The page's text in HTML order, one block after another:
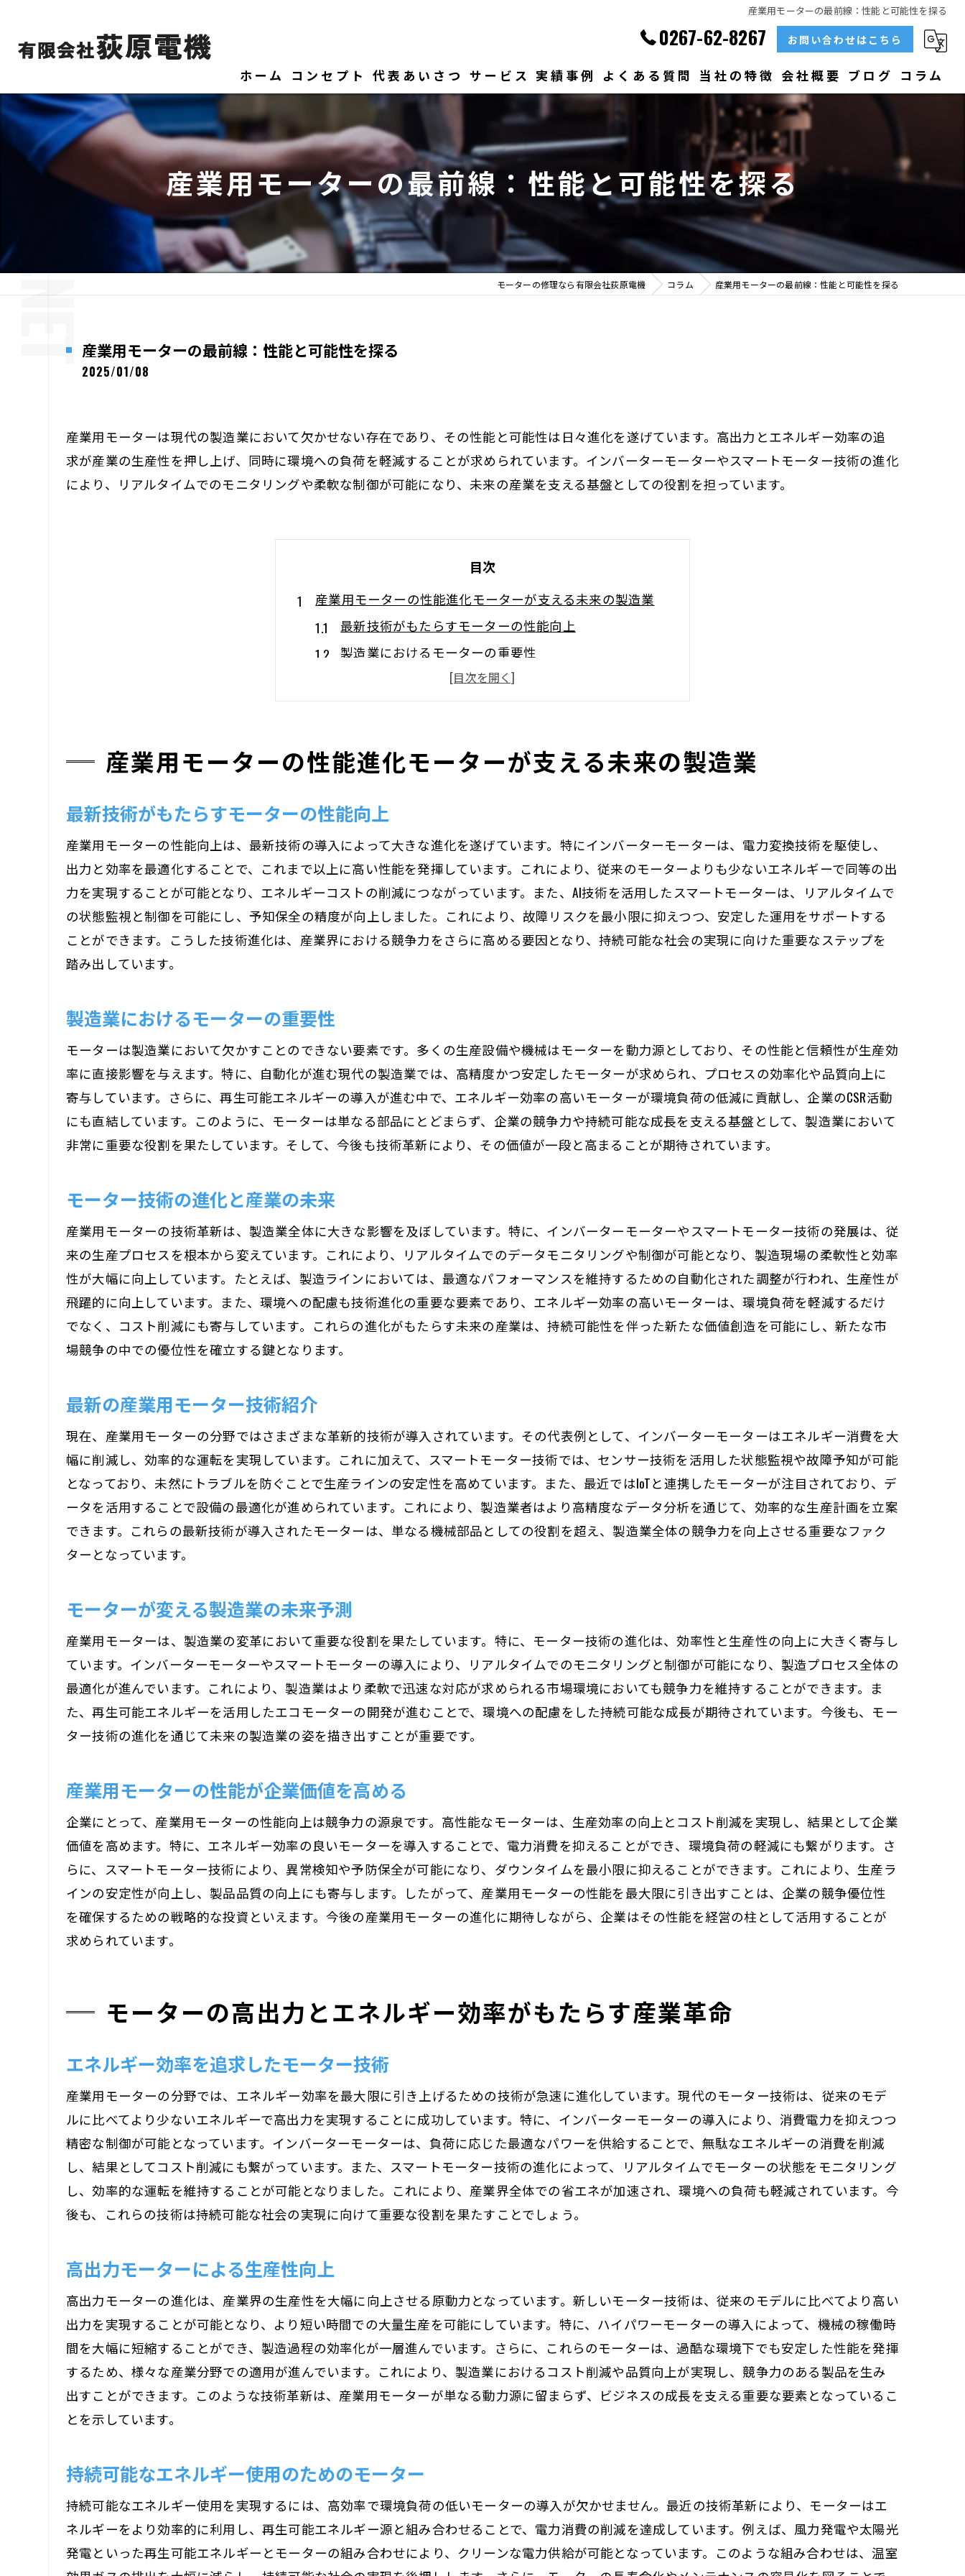
産業用モーターの最前線：性能と可能性を探る
0267-62-8267 お問い合わせはこちら
ホーム コンセプト 代表あいさつ サービス 実績事例 よくある質問 当社の特徴
ベアリング
大型
メンテナンス
販売
会社概要 ブログ コラム
産業用モーターの最前線：性能と可能性を探る
モーターの修理なら有限会社荻原電機 コラム 産業用モーターの最前線：性能と可能性を探る
産業用モーターの最前線：性能と可能性を探る
2025/01/08
産業用モーターは現代の製造業において欠かせない存在であり、その性能と可能性は日々進化を遂げています。高出力とエネルギー効率の追
求が産業の生産性を押し上げ、同時に環境への負荷を軽減することが求められています。インバーターモーターやスマートモーター技術の進化
により、リアルタイムでのモニタリングや柔軟な制御が可能になり、未来の産業を支える基盤としての役割を担っています。
目次
産業用モーターの性能進化モーターが支える未来の製造業
最新技術がもたらすモーターの性能向上
製造業におけるモーターの重要性
モーター技術の進化と産業の未来
最新の産業用モーター技術紹介
産業用モーターの性能が企業価値を高める
エネルギー効率を追求したモーター技術
高出力モーターによる生産性向上
持続可能なエネルギー使用のためのモーター
産業革命を支えるモーターの可能性
エネルギー効率改善のための技術革新
産業用モーターで実現する省エネ社会
モーター制御の革新とその効果
インバーターモーターが変える製造プロセス
リアルタイム制御で実現する生産最適化
インバーターモーター技術の最新動向
スマートモーター技術で実現するリアルタイムモニタリング
製造業におけるデータ駆動のモーター管理
スマートモーター技術で工場を最適化
モーターから得るリアルタイムデータの活用法
未来の製造業を支えるスマートモーター
環境への負荷を軽減するモーター技術の最前線
環境負荷低減のためのモーター選び
グリーン技術とモーターの融合
持続可能なエネルギー利用を促進するモーター
モーターが鍵を握るスマートファクトリーの実現
スマートファクトリー構築におけるモーターの役割
次世代工場を可能にするモーター技術
モーターが推進する製造業のデジタル化
スマートファクトリーでのモーター活用事例
高精度モーター制御が生む製造業の新しい可能性
高精度制御技術による品質向上
高精度モーターがもたらす製造業の変革
モーター制御技術が開く新しいビジネスチャンス
精密モーター制御で実現する製造の高度化
高精度制御が可能にする新たな製品開発
持続可能な産業を支えるモーターの役割と未来
持続可能性を実現するモーター技術
産業用モーターに求められるサステナビリティ
モーター技術で支える持続可能な成長
産業用モーターの性能進化モーターが支える未来の製造業
最新技術がもたらすモーターの性能向上
産業用モーターの性能向上は、最新技術の導入によって大きな進化を遂げています。特にインバーターモーターは、電力変換技術を駆使し、
出力と効率を最適化することで、これまで以上に高い性能を発揮しています。これにより、従来のモーターよりも少ないエネルギーで同等の出
力を実現することが可能となり、エネルギーコストの削減につながっています。また、AI技術を活用したスマートモーターは、リアルタイムで
の状態監視と制御を可能にし、予知保全の精度が向上しました。これにより、故障リスクを最小限に抑えつつ、安定した運用をサポートする
ことができます。こうした技術進化は、産業界における競争力をさらに高める要因となり、持続可能な社会の実現に向けた重要なステップを
踏み出しています。
製造業におけるモーターの重要性
モーターは製造業において欠かすことのできない要素です。多くの生産設備や機械はモーターを動力源としており、その性能と信頼性が生産効
率に直接影響を与えます。特に、自動化が進む現代の製造業では、高精度かつ安定したモーターが求められ、プロセスの効率化や品質向上に
寄与しています。さらに、再生可能エネルギーの導入が進む中で、エネルギー効率の高いモーターが環境負荷の低減に貢献し、企業のCSR活動
にも直結しています。このように、モーターは単なる部品にとどまらず、企業の競争力や持続可能な成長を支える基盤として、製造業において
非常に重要な役割を果たしています。そして、今後も技術革新により、その価値が一段と高まることが期待されています。
モーター技術の進化と産業の未来
産業用モーターの技術革新は、製造業全体に大きな影響を及ぼしています。特に、インバーターモーターやスマートモーター技術の発展は、従
来の生産プロセスを根本から変えています。これにより、リアルタイムでのデータモニタリングや制御が可能となり、製造現場の柔軟性と効率
性が大幅に向上しています。たとえば、製造ラインにおいては、最適なパフォーマンスを維持するための自動化された調整が行われ、生産性が
飛躍的に向上しています。また、環境への配慮も技術進化の重要な要素であり、エネルギー効率の高いモーターは、環境負荷を軽減するだけ
でなく、コスト削減にも寄与しています。これらの進化がもたらす未来の産業は、持続可能性を伴った新たな価値創造を可能にし、新たな市
場競争の中での優位性を確立する鍵となります。
最新の産業用モーター技術紹介
現在、産業用モーターの分野ではさまざまな革新的技術が導入されています。その代表例として、インバーターモーターはエネルギー消費を大
幅に削減し、効率的な運転を実現しています。これに加えて、スマートモーター技術では、センサー技術を活用した状態監視や故障予知が可能
となっており、未然にトラブルを防ぐことで生産ラインの安定性を高めています。また、最近ではIoTと連携したモーターが注目されており、デ
ータを活用することで設備の最適化が進められています。これにより、製造業者はより高精度なデータ分析を通じて、効率的な生産計画を立案
できます。これらの最新技術が導入されたモーターは、単なる機械部品としての役割を超え、製造業全体の競争力を向上させる重要なファク
ターとなっています。
モーターが変える製造業の未来予測
産業用モーターは、製造業の変革において重要な役割を果たしています。特に、モーター技術の進化は、効率性と生産性の向上に大きく寄与し
ています。インバーターモーターやスマートモーターの導入により、リアルタイムでのモニタリングと制御が可能になり、製造プロセス全体の
最適化が進んでいます。これにより、製造業はより柔軟で迅速な対応が求められる市場環境においても競争力を維持することができます。ま
た、再生可能エネルギーを活用したエコモーターの開発が進むことで、環境への配慮をした持続可能な成長が期待されています。今後も、モー
ター技術の進化を通じて未来の製造業の姿を描き出すことが重要です。
産業用モーターの性能が企業価値を高める
企業にとって、産業用モーターの性能向上は競争力の源泉です。高性能なモーターは、生産効率の向上とコスト削減を実現し、結果として企業
価値を高めます。特に、エネルギー効率の良いモーターを導入することで、電力消費を抑えることができ、環境負荷の軽減にも繋がります。さ
らに、スマートモーター技術により、異常検知や予防保全が可能になり、ダウンタイムを最小限に抑えることができます。これにより、生産ラ
インの安定性が向上し、製品品質の向上にも寄与します。したがって、産業用モーターの性能を最大限に引き出すことは、企業の競争優位性
を確保するための戦略的な投資といえます。今後の産業用モーターの進化に期待しながら、企業はその性能を経営の柱として活用することが
求められています。
モーターの高出力とエネルギー効率がもたらす産業革命
エネルギー効率を追求したモーター技術
産業用モーターの分野では、エネルギー効率を最大限に引き上げるための技術が急速に進化しています。現代のモーター技術は、従来のモデ
ルに比べてより少ないエネルギーで高出力を実現することに成功しています。特に、インバーターモーターの導入により、消費電力を抑えつつ
精密な制御が可能となっています。インバーターモーターは、負荷に応じた最適なパワーを供給することで、無駄なエネルギーの消費を削減
し、結果としてコスト削減にも繋がっています。また、スマートモーター技術の進化によって、リアルタイムでモーターの状態をモニタリング
し、効率的な運転を維持することが可能となりました。これにより、産業界全体での省エネが加速され、環境への負荷も軽減されています。今
後も、これらの技術は持続可能な社会の実現に向けて重要な役割を果たすことでしょう。
高出力モーターによる生産性向上
高出力モーターの進化は、産業界の生産性を大幅に向上させる原動力となっています。新しいモーター技術は、従来のモデルに比べてより高い
出力を実現することが可能となり、より短い時間での大量生産を可能にしています。特に、ハイパワーモーターの導入によって、機械の稼働時
間を大幅に短縮することができ、製造過程の効率化が一層進んでいます。さらに、これらのモーターは、過酷な環境下でも安定した性能を発揮
するため、様々な産業分野での適用が進んでいます。これにより、製造業におけるコスト削減や品質向上が実現し、競争力のある製品を生み
出すことができます。このような技術革新は、産業用モーターが単なる動力源に留まらず、ビジネスの成長を支える重要な要素となっているこ
とを示しています。
持続可能なエネルギー使用のためのモーター
持続可能なエネルギー使用を実現するには、高効率で環境負荷の低いモーターの導入が欠かせません。最近の技術革新により、モーターはエ
ネルギーをより効率的に利用し、再生可能エネルギー源と組み合わせることで、電力消費の削減を達成しています。例えば、風力発電や太陽光
発電といった再生可能エネルギーとモーターの組み合わせにより、クリーンな電力供給が可能となっています。このような組み合わせは、温室